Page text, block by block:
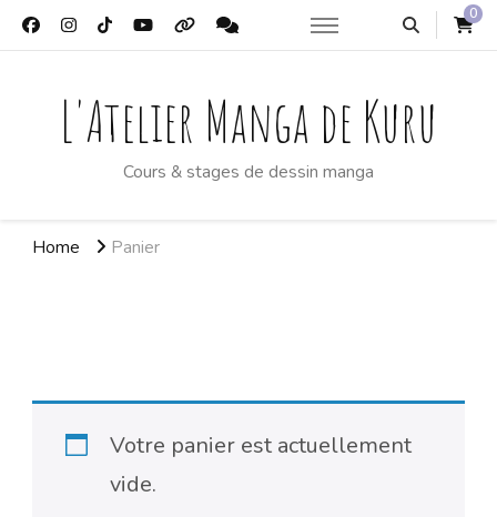
0
L'Atelier Manga de Kuru
Cours & stages de dessin manga
Home Panier
Votre panier est actuellement
vide.